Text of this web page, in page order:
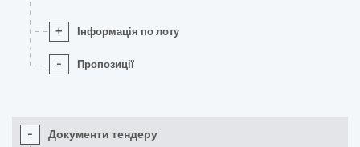
+ Інформація по лоту
- Пропозиції
- Документи тендеру